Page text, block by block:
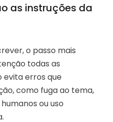
as instruções da
o passo mais
todas as
evita erros que
como fuga ao tema,
ou uso